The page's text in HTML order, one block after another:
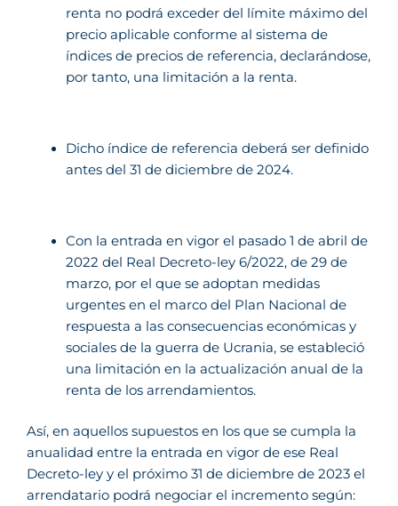
renta no podrá exceder del límite máximo del
precio aplicable conforme al sistema de
índices de precios de referencia, declarándose,
por tanto, una limitación a la renta.
Dicho índice de referencia deberá ser definido
antes del 31 de diciembre de 2024.
Con la entrada en vigor el pasado 1 de abril de
2022 del Real Decreto-ley 6/2022, de 29 de
marzo, por el que se adoptan medidas
urgentes en el marco del Plan Nacional de
respuesta a las consecuencias económicas y
sociales de la guerra de Ucrania, se estableció
una limitación en la actualización anual de la
renta de los arrendamientos.
Así, en aquellos supuestos en los que se cumpla la
anualidad entre la entrada en vigor de ese Real
Decreto-ley y el próximo 31 de diciembre de 2023 el
arrendatario podrá negociar el incremento según: